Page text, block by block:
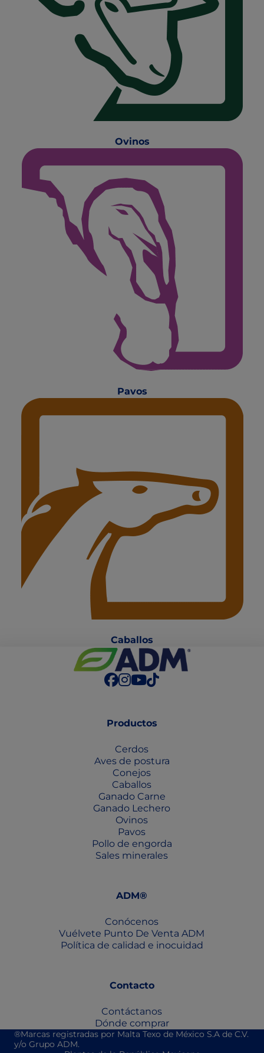
Ovinos
Pavos
Caballos
Productos
Cerdos
Aves de postura
Conejos
Caballos
Ganado Carne
Ganado Lechero
Ovinos
Pavos
Pollo de engorda
Sales minerales
ADM®
Conócenos
Vuélvete Punto De Venta ADM
Política de calidad e inocuidad
Contacto
Contáctanos
Dónde comprar
®Marcas registradas por Malta Texo de México S.A de C.V.
y/o Grupo ADM.